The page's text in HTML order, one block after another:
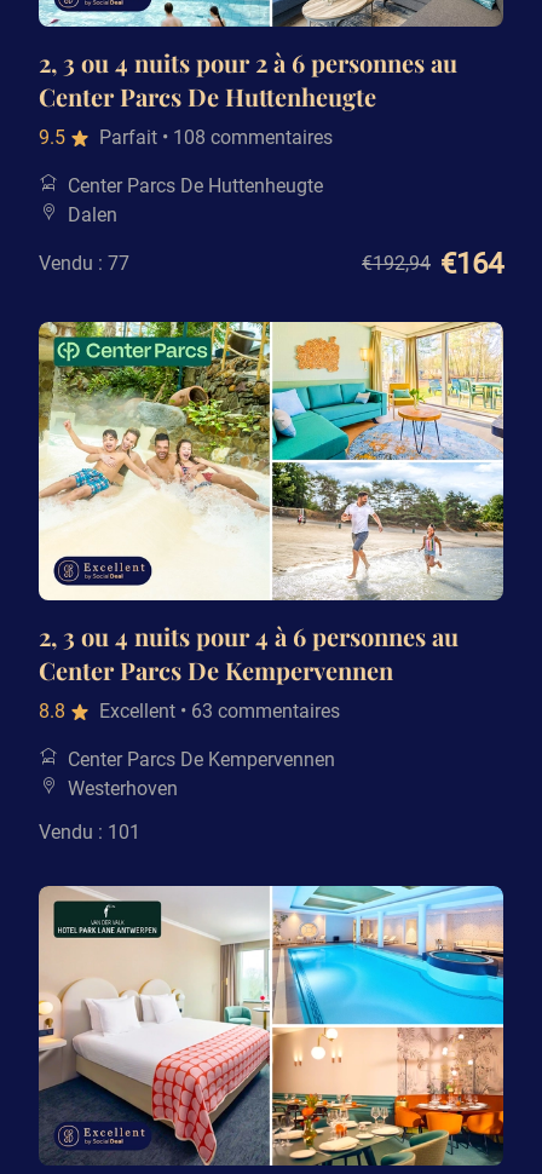
2, 3 ou 4 nuits pour 2 à 6 personnes au
Center Parcs De Huttenheugte
9.5 Parfait • 108 commentaires
Center Parcs De Huttenheugte
Dalen
Vendu : 77 €192,94 €164
2, 3 ou 4 nuits pour 4 à 6 personnes au
Center Parcs De Kempervennen
8.8 Excellent • 63 commentaires
Center Parcs De Kempervennen
Westerhoven
Vendu : 101